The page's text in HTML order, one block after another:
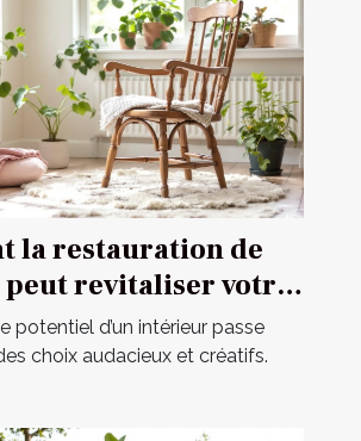
la restauration de
peut revitaliser votre
?
potentiel d’un intérieur passe
choix audacieux et créatifs.